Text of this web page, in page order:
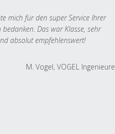
mich für den super Service Ihrer
bedanken. Das war Klasse, sehr
absolut empfehlenswert!
M. Vogel, VOGEL Ingenieure